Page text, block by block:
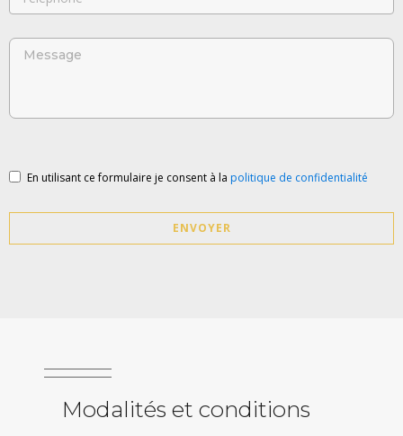
En utilisant ce formulaire je consent à la politique de confidentialité
ENVOYER
Modalités et conditions